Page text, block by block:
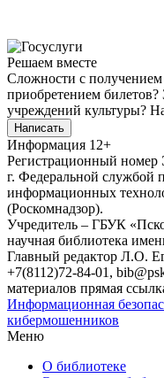
Решаем вместе
Сложности с
приобретением билетов?
учреждений культуры?
Написать
Информация 12+
Регистрационный
г. Федеральной службой
информационных
(Роскомнадзор).
Учредитель – ГБУК
научная библиотека
Главный редактор Л.О.
+7(8112)72-84-01,
материалов прямая
Информационная
кибермошенников
Меню
О библиотеке